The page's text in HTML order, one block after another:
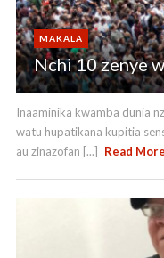
MAKALA
Nchi 10 zenye
Inaaminika kwamba dunia
watu hupatikana kupitia
au zinazofan [...]
Read More